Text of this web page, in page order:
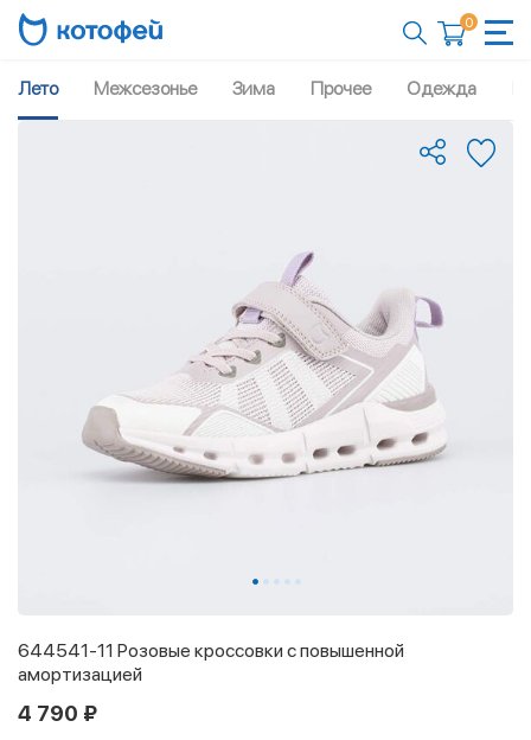
0
Лето Межсезонье Зима Прочее Одежда
644541-11 Розовые кроссовки с повышенной
амортизацией
4 790 ₽